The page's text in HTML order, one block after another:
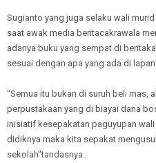
Sugianto yang juga selaku wali
saat awak media beritacakrawala
adanya buku yang sempat di
sesuai dengan apa yang ada di
"Semua itu bukan di suruh beli mas,
perpustakaan yang di biayai dana
inisiatif kesepakatan paguyupan
didiknya maka kita sepakat
sekolah"tandasnya.